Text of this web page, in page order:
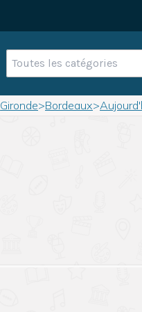
Toutes les catégories
Gironde>Bordeaux>